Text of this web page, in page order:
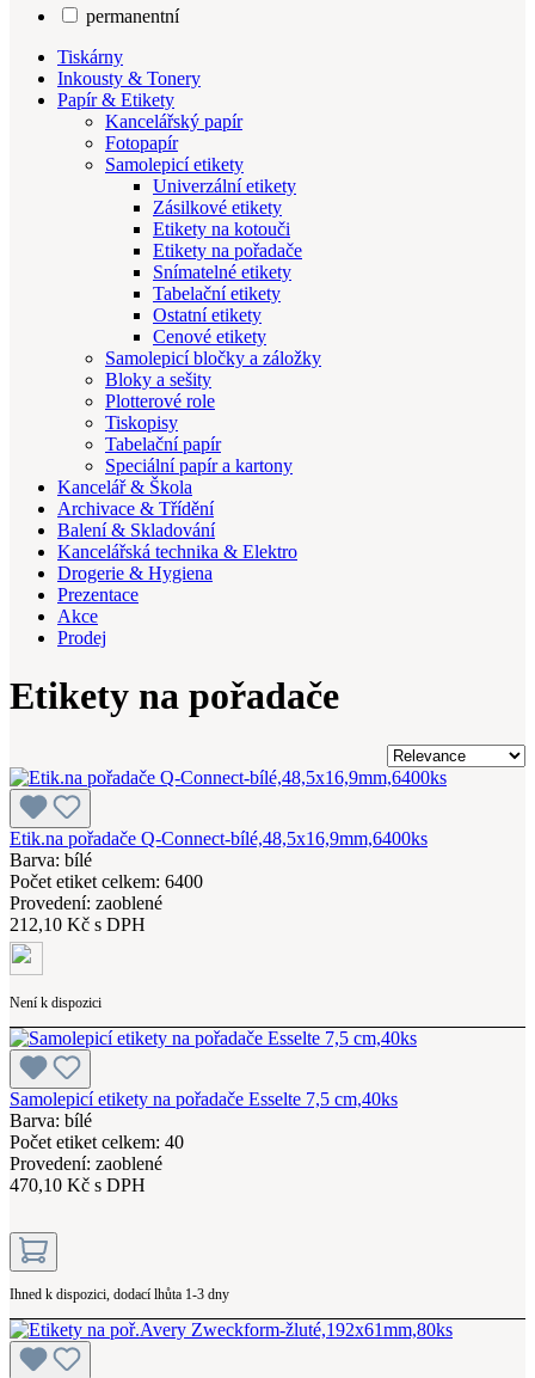
permanentní
Tiskárny
Inkousty & Tonery
Papír & Etikety
Kancelářský papír
Fotopapír
Samolepicí etikety
Univerzální etikety
Zásilkové etikety
Etikety na kotouči
Etikety na pořadače
Snímatelné etikety
Tabelační etikety
Ostatní etikety
Cenové etikety
Samolepicí bločky a záložky
Bloky a sešity
Plotterové role
Tiskopisy
Tabelační papír
Speciální papír a kartony
Kancelář & Škola
Archivace & Třídění
Balení & Skladování
Kancelářská technika & Elektro
Drogerie & Hygiena
Prezentace
Akce
Prodej
Etikety na pořadače
Etik.na pořadače Q-Connect-bílé,48,5x16,9mm,6400ks
Barva: bílé
Počet etiket celkem: 6400
Provedení: zaoblené
212,10 Kč s DPH
Není k dispozici
Samolepicí etikety na pořadače Esselte 7,5 cm,40ks
Barva: bílé
Počet etiket celkem: 40
Provedení: zaoblené
470,10 Kč s DPH
Ihned k dispozici, dodací lhůta 1-3 dny